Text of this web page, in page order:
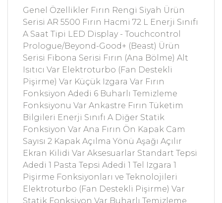
Genel Özellikler Fırın Rengi Siyah Ürün
Serisi AR 5500 Fırın Hacmi 72 L Enerji Sınıfı
A Saat Tipi LED Display - Touchcontrol
Prologue/Beyond-Good+ (Beast) Ürün
Serisi Fibona Serisi Fırın (Ana Bölme) Alt
Isıtıcı Var Elektroturbo (Fan Destekli
Pişirme) Var Küçük Izgara Var Fırın
Fonksiyon Adedi 6 Buharlı Temizleme
Fonksiyonu Var Ankastre Fırın Tüketim
Bilgileri Enerji Sınıfı A Diğer Statik
Fonksiyon Var Ana Fırın Ön Kapak Cam
Sayısı 2 Kapak Açılma Yönü Aşağı Açılır
Ekran Kilidi Var Aksesuarlar Standart Tepsi
Adedi 1 Pasta Tepsi Adedi 1 Tel Izgara 1
Pişirme Fonksiyonları ve Teknolojileri
Elektroturbo (Fan Destekli Pişirme) Var
Statik Fonksiyon Var Buharlı Temizleme